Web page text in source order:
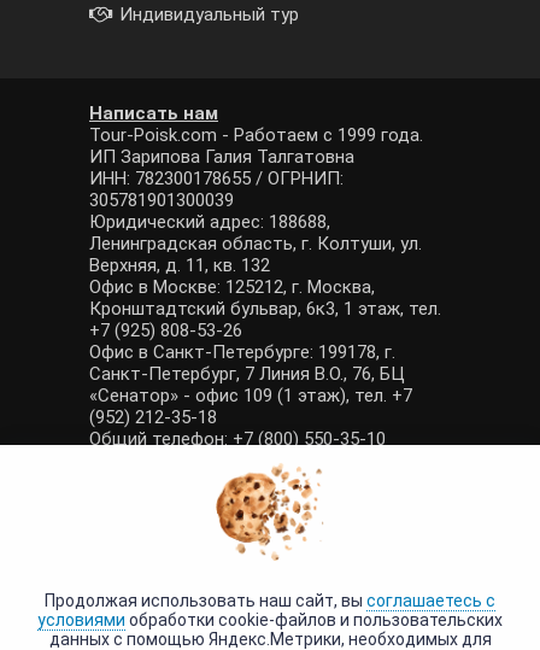
Индивидуальный тур
Написать нам
Tour-Poisk.com - Работаем с 1999 года.
ИП Зарипова Галия Талгатовна
ИНН: 782300178655 / ОГРНИП:
305781901300039
Юридический адрес: 188688,
Ленинградская область, г. Колтуши, ул.
Верхняя, д. 11, кв. 132
Офис в Москве: 125212, г. Москва,
Кронштадтский бульвар, 6к3, 1 этаж, тел.
+7 (925) 808-53-26
Офис в Санкт-Петербурге: 199178, г.
Санкт-Петербург, 7 Линия В.О., 76, БЦ
«Сенатор» - офис 109 (1 этаж), тел. +7
(952) 212-35-18
Общий телефон: +7 (800) 550-35-10
E-mail: manager@tour-poisk.com (общие
вопросы), admin@tour-poisk.com (жалобы)
Номер в Общероссийском реестре
туристических агентств: РТА 0003424
Политика конфиденциальности
Продолжая использовать наш сайт, вы соглашаетесь с
условиями обработки cookie-файлов и пользовательских
данных с помощью Яндекс.Метрики, необходимых для